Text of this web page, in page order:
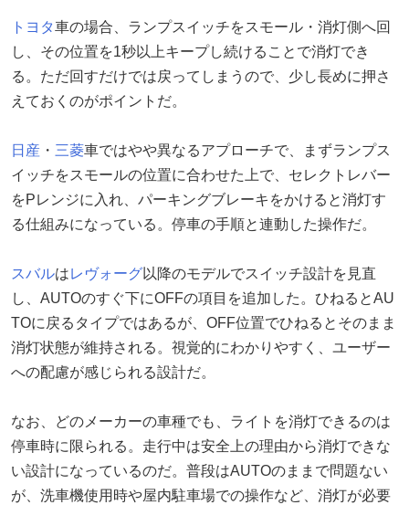
トヨタ車の場合、ランプスイッチをスモール・消灯側へ回
し、その位置を1秒以上キープし続けることで消灯でき
る。ただ回すだけでは戻ってしまうので、少し長めに押さ
えておくのがポイントだ。
日産 ・ 三菱車ではやや異なるアプローチで、まずランプス
イッチをスモールの位置に合わせた上で、セレクトレバー
をPレンジに入れ、パーキングブレーキをかけると消灯す
る仕組みになっている。停車の手順と連動した操作だ。
スバルはレヴォーグ以降のモデルでスイッチ設計を見直
し、AUTOのすぐ下にOFFの項目を追加した。ひねるとAU
TOに戻るタイプではあるが、OFF位置でひねるとそのまま
消灯状態が維持される。視覚的にわかりやすく、ユーザー
への配慮が感じられる設計だ。
なお、どのメーカーの車種でも、ライトを消灯できるのは
停車時に限られる。走行中は安全上の理由から消灯できな
い設計になっているのだ。普段はAUTOのままで問題ない
が、洗車機使用時や屋内駐車場での操作など、消灯が必要